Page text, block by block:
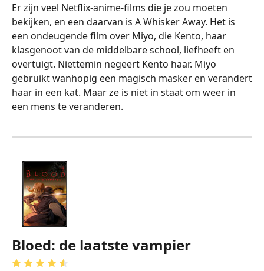
Er zijn veel Netflix-anime-films die je zou moeten
bekijken, en een daarvan is A Whisker Away. Het is
een ondeugende film over Miyo, die Kento, haar
klasgenoot van de middelbare school, liefheeft en
overtuigt. Niettemin negeert Kento haar. Miyo
gebruikt wanhopig een magisch masker en verandert
haar in een kat. Maar ze is niet in staat om weer in
een mens te veranderen.
Bloed: de laatste vampier